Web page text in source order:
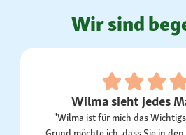
Wir sind
Wilma sieht jedes
"Wilma ist für mich das